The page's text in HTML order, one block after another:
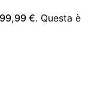
€. Questa è